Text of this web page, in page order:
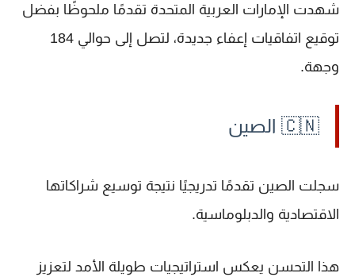
شهدت الإمارات العربية المتحدة تقدمًا ملحوظًا بفضل
توقيع اتفاقيات إعفاء جديدة، لتصل إلى حوالي 184
وجهة.
🇨🇳 الصين
سجلت الصين تقدمًا تدريجيًا نتيجة توسيع شراكاتها
الاقتصادية والدبلوماسية.
هذا التحسن يعكس استراتيجيات طويلة الأمد لتعزيز